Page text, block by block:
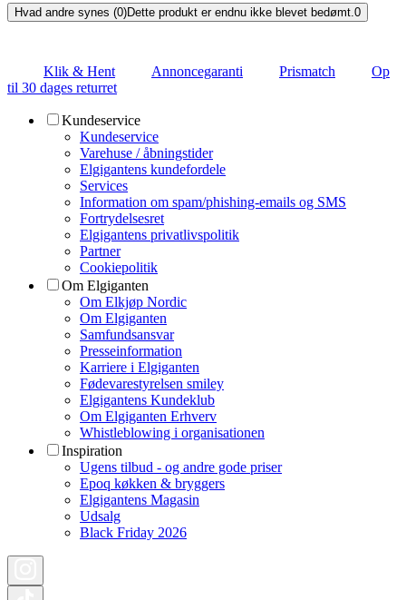
Hvad andre synes (0)Dette produkt er endnu ikke blevet bedømt.0
Klik & Hent Annoncegaranti Prismatch
Op
til 30 dages returret
Kundeservice
Kundeservice
Varehuse / åbningstider
Elgigantens kundefordele
Services
Information om spam/phishing-emails og SMS
Fortrydelsesret
Elgigantens privatlivspolitik
Partner
Cookiepolitik
Om Elgiganten
Om Elkjøp Nordic
Om Elgiganten
Samfundsansvar
Presseinformation
Karriere i Elgiganten
Fødevarestyrelsen smiley
Elgigantens Kundeklub
Om Elgiganten Erhverv
Whistleblowing i organisationen
Inspiration
Ugens tilbud - og andre gode priser
Epoq køkken & bryggers
Elgigantens Magasin
Udsalg
Black Friday 2026